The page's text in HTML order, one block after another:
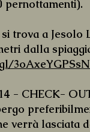
pernottamenti).
trova a Jesolo
dalla
- CHECK-
verrà lasciata